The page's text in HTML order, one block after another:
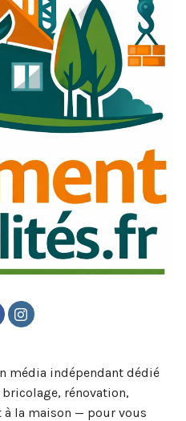
média indépendant dédié
rénovation,
la maison — pour vous